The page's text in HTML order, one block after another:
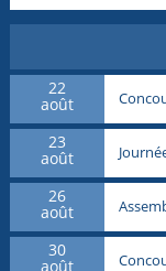
22
août
23
août
26
août
30
août